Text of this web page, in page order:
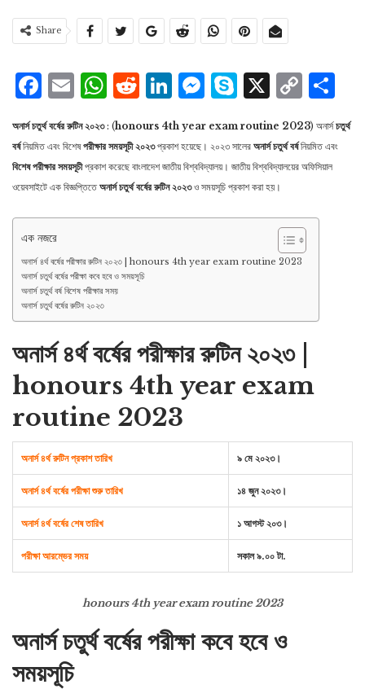
Share
Facebook
Email
WhatsApp
Reddit
LinkedIn
Messenger
Skype
X
অনার্স চতুর্থ বর্ষের রুটিন ২০২৩: (honours 4th year exam routine 2023) অনার্সচতুর্থ
বর্ষনিয়মিত এবং বিশেষপরীক্ষার সময়সূচী ২০২৩প্রকাশ হয়েছে। ২০২৩ সালের অনার্স চতুর্থ বর্ষনিয়মিত এবং
বিশেষ পরীক্ষার সময়সূচীপ্রকাশ করেছে বাংলাদেশ জাতীয় বিশ্ববিদ্যালয়। জাতীয় বিশ্ববিদ্যালয়ের অফিসিয়াল
ওয়েবসাইটে এক বিজ্ঞপ্তিতে অনার্স চতুর্থ বর্ষের রুটিন ২০২৩ও সময়সূচি প্রকাশ করা হয়।
এক নজরে
অনার্স ৪র্থ বর্ষের পরীক্ষার রুটিন ২০২৩ | honours 4th year exam routine 2023
অনার্স চতুর্থ বর্ষের পরীক্ষা কবে হবে ও সময়সূচি
অনার্স চতুর্থ বর্ষ বিশেষ পরীক্ষার সময়
অনার্স চতুর্থ বর্ষের রুটিন ২০২৩
অনার্স ৪র্থ বর্ষের পরীক্ষার রুটিন ২০২৩ |
honours 4th year exam
routine 2023
অনার্স ৪র্থ রুটিন প্রকাশ তারিখ ৯ মে ২০২৩।
অনার্স ৪র্থ বর্ষের পরীক্ষা শুরু তারিখ ১৪ জুন ২০২৩।
অনার্স ৪র্থ বর্ষের শেষ তারিখ ১ আগস্ট ২০৩।
পরীক্ষা আরম্ভের সময় সকাল ৯.০০ টা.
honours 4th year exam routine 2023
অনার্স চতুর্থ বর্ষের পরীক্ষা কবে হবে ও
সময়সূচি